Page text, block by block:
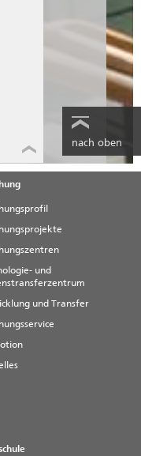
nach oben
und
und Transfer